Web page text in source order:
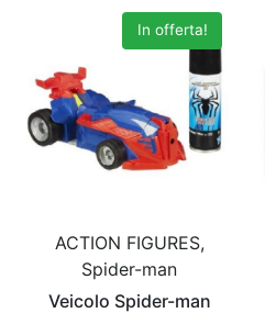
In offerta!
ACTION FIGURES,
Spider-man
Veicolo Spider-man